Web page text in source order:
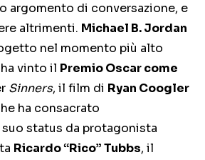
argomento di conversazione, e
altrimenti. Michael B. Jordan
nel momento più alto
vinto il Premio Oscar come
Sinners, il film di Ryan Coogler
ha consacrato
status da protagonista
Ricardo “Rico” Tubbs, il